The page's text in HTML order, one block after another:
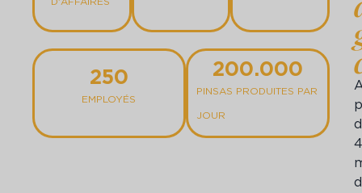
EMPLOYÉS
250
PINSAS PRODUITES PAR
JOUR
200.000